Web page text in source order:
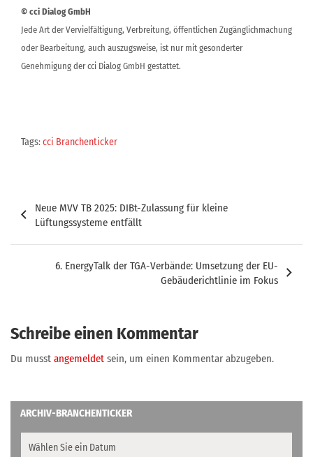
© cci Dialog GmbH
Jede Art der Vervielfältigung, Verbreitung, öffentlichen Zugänglichmachung
oder Bearbeitung, auch auszugsweise, ist nur mit gesonderter
Genehmigung der cci Dialog GmbH gestattet.
Tags:cci Branchenticker
Neue MVV TB 2025: DIBt-Zulassung für kleine
Lüftungssysteme entfällt
6. EnergyTalk der TGA-Verbände: Umsetzung der EU-
Gebäuderichtlinie im Fokus
Schreibe einen Kommentar
Du musst angemeldet sein, um einen Kommentar abzugeben.
ARCHIV-BRANCHENTICKER